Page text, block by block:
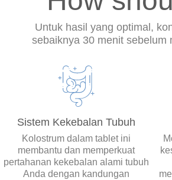
Untuk hasil yang optimal,
sebaiknya 30 menit sebelum
Sistem Kekebalan Tubuh
Kolostrum dalam tablet ini
membantu dan memperkuat
pertahanan kekebalan alami tubuh
Anda dengan kandungan